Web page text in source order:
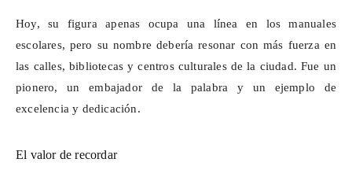
Hoy, su figura apenas ocupa una línea en los manuales
escolares, pero su nombre debería resonar con más fuerza en
las calles, bibliotecas y centros culturales de la ciudad. Fue un
pionero, un embajador de la palabra y un ejemplo de
excelencia y dedicación.
El valor de recordar